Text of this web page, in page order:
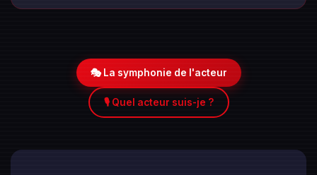
🎭 La symphonie de l'acteur
🎙️ Quel acteur suis-je ?